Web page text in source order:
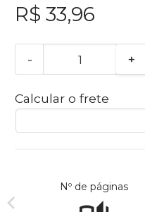
R$ 33,96
- +
Calcular o frete
Nº de páginas